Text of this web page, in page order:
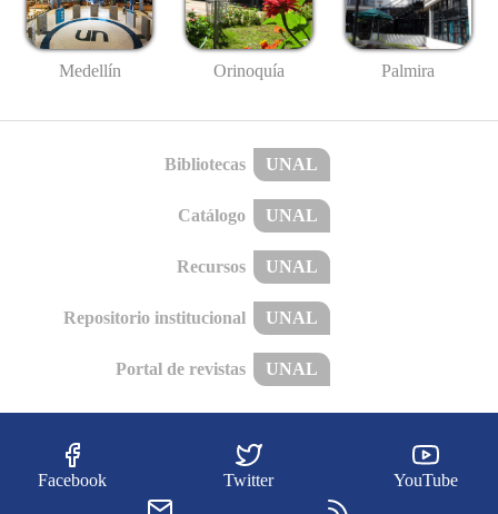
Medellín Orinoquía Palmira
Bibliotecas UNAL
Catálogo UNAL
Recursos UNAL
Repositorio institucional UNAL
Portal de revistas UNAL
Facebook Twitter YouTube